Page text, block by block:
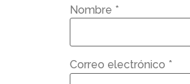
Nombre *
Correo electrónico *